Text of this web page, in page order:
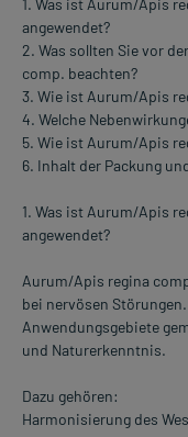
1. Was ist Aurum/Apis
angewendet?
2. Was sollten Sie vor
comp. beachten?
3. Wie ist Aurum/Apis
4. Welche
5. Wie ist Aurum/Apis
6. Inhalt der Packung
1. Was ist Aurum/Apis
angewendet?
Aurum/Apis regina
bei nervösen Störungen.
Anwendungsgebiete
und Naturerkenntnis.
Dazu gehören:
Harmonisierung des